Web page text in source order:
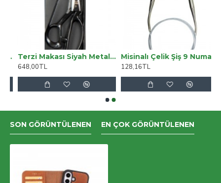
Terzi Makası Siyah Metal Saplı 9 Numara
648,00TL
Misinalı Çelik Şiş 9 Numara 100 Cm
128,16TL
SON GÖRÜNTÜLENEN EN ÇOK GÖRÜNTÜLENEN